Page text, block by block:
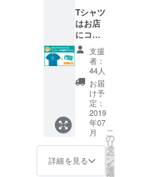
考欄に
お書き
くださ
い。
せてい
ただき
ます。
トート
バッグ
の受け
取りも
オープ
ン後、
２０１
９年末
までと
いただ
きま
として
カップ
の展開
はして
いきま
すが、
今回
は、こ
のクラ
ウド
ファン
ディン
グにご
協力い
ただい
のクラ
ウド
ファン
ディン
グにご
協力い
ただい
た方限
定のも
のとな
りま
す。 色
は白色
です。
Tシャツ
はお店
にコー
ヒーを
飲みに
来られ
た時に
お渡し
しま
す。 今
後も
グッズ
としてT
シャツ
の展開
支援
者：
44人
お届
け予
定：
2019
年07
月
詳細を見る
こ
の
リ
タ
ー
ン
を
選